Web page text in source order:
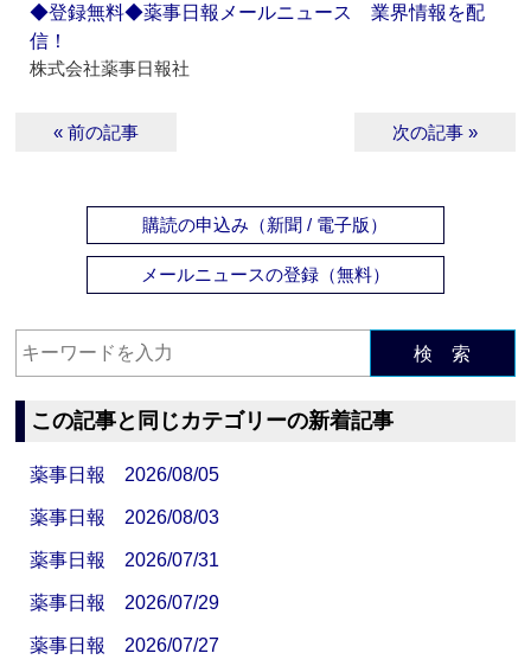
◆登録無料◆薬事日報メールニュース 業界情報を配
信！
株式会社薬事日報社
« 前の記事 次の記事 »
購読の申込み（新聞 / 電子版）
メールニュースの登録（無料）
検 索
この記事と同じカテゴリーの新着記事
薬事日報 2026/08/05
薬事日報 2026/08/03
薬事日報 2026/07/31
薬事日報 2026/07/29
薬事日報 2026/07/27